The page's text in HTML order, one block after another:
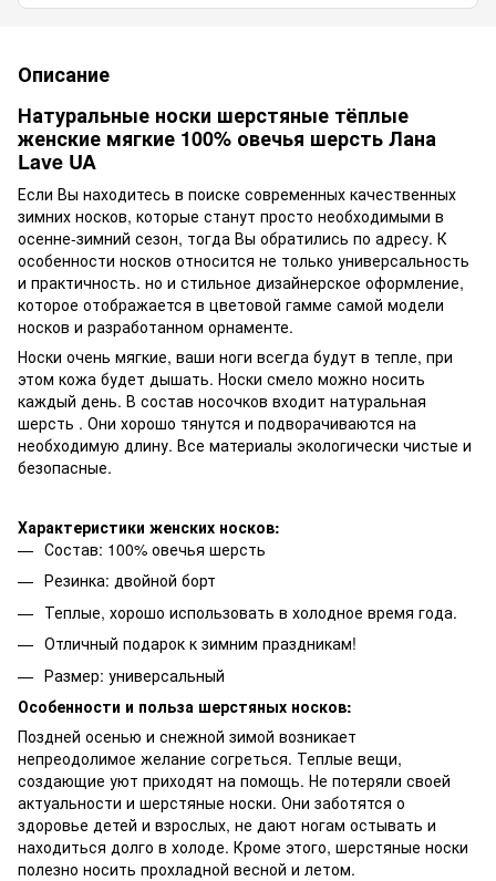
Описание
Натуральные носки шерстяные тёплые
женские мягкие 100% овечья шерсть Лана
Lave UA
Если Вы находитесь в поиске современных качественных
зимних носков, которые станут просто необходимыми в
осенне-зимний сезон, тогда Вы обратились по адресу. К
особенности носков относится не только универсальность
и практичность. но и стильное дизайнерское оформление,
которое отображается в цветовой гамме самой модели
носков и разработанном орнаменте.
Носки очень мягкие, ваши ноги всегда будут в тепле, при
этом кожа будет дышать. Носки смело можно носить
каждый день. В состав носочков входит натуральная
шерсть . Они хорошо тянутся и подворачиваются на
необходимую длину. Все материалы экологически чистые и
безопасные.
Характеристики женских носков:
Состав: 100% овечья шерсть
Резинка: двойной борт
Теплые, хорошо использовать в холодное время года.
Отличный подарок к зимним праздникам!
Размер: универсальный
Особенности и польза шерстяных носков:
Поздней осенью и снежной зимой возникает
непреодолимое желание согреться. Теплые вещи,
создающие уют приходят на помощь. Не потеряли своей
актуальности и шерстяные носки. Они заботятся о
здоровье детей и взрослых, не дают ногам остывать и
находиться долго в холоде. Кроме этого, шерстяные носки
полезно носить прохладной весной и летом.